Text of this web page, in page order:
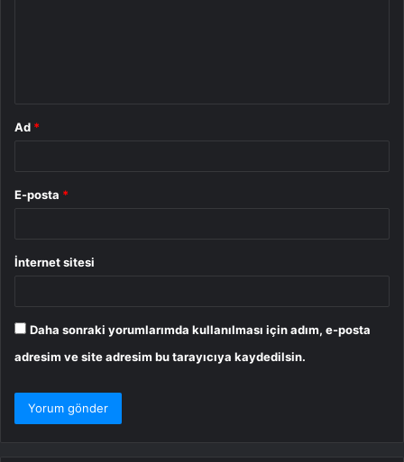
Ad *
E-posta *
İnternet sitesi
Daha sonraki yorumlarımda kullanılması için adım, e-posta
adresim ve site adresim bu tarayıcıya kaydedilsin.